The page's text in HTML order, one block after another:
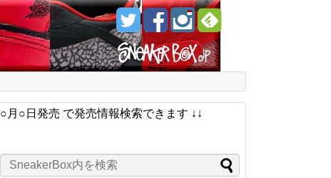
○月○日発売 で発売情報検索できます ↓↓